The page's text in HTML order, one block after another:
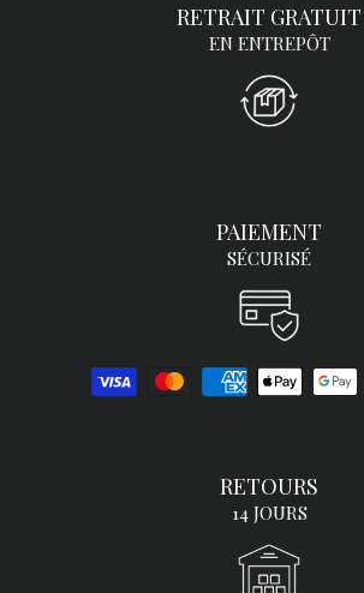
RETRAIT GRATUIT
EN ENTREPÔT
PAIEMENT
SÉCURISÉ
RETOURS
14 JOURS